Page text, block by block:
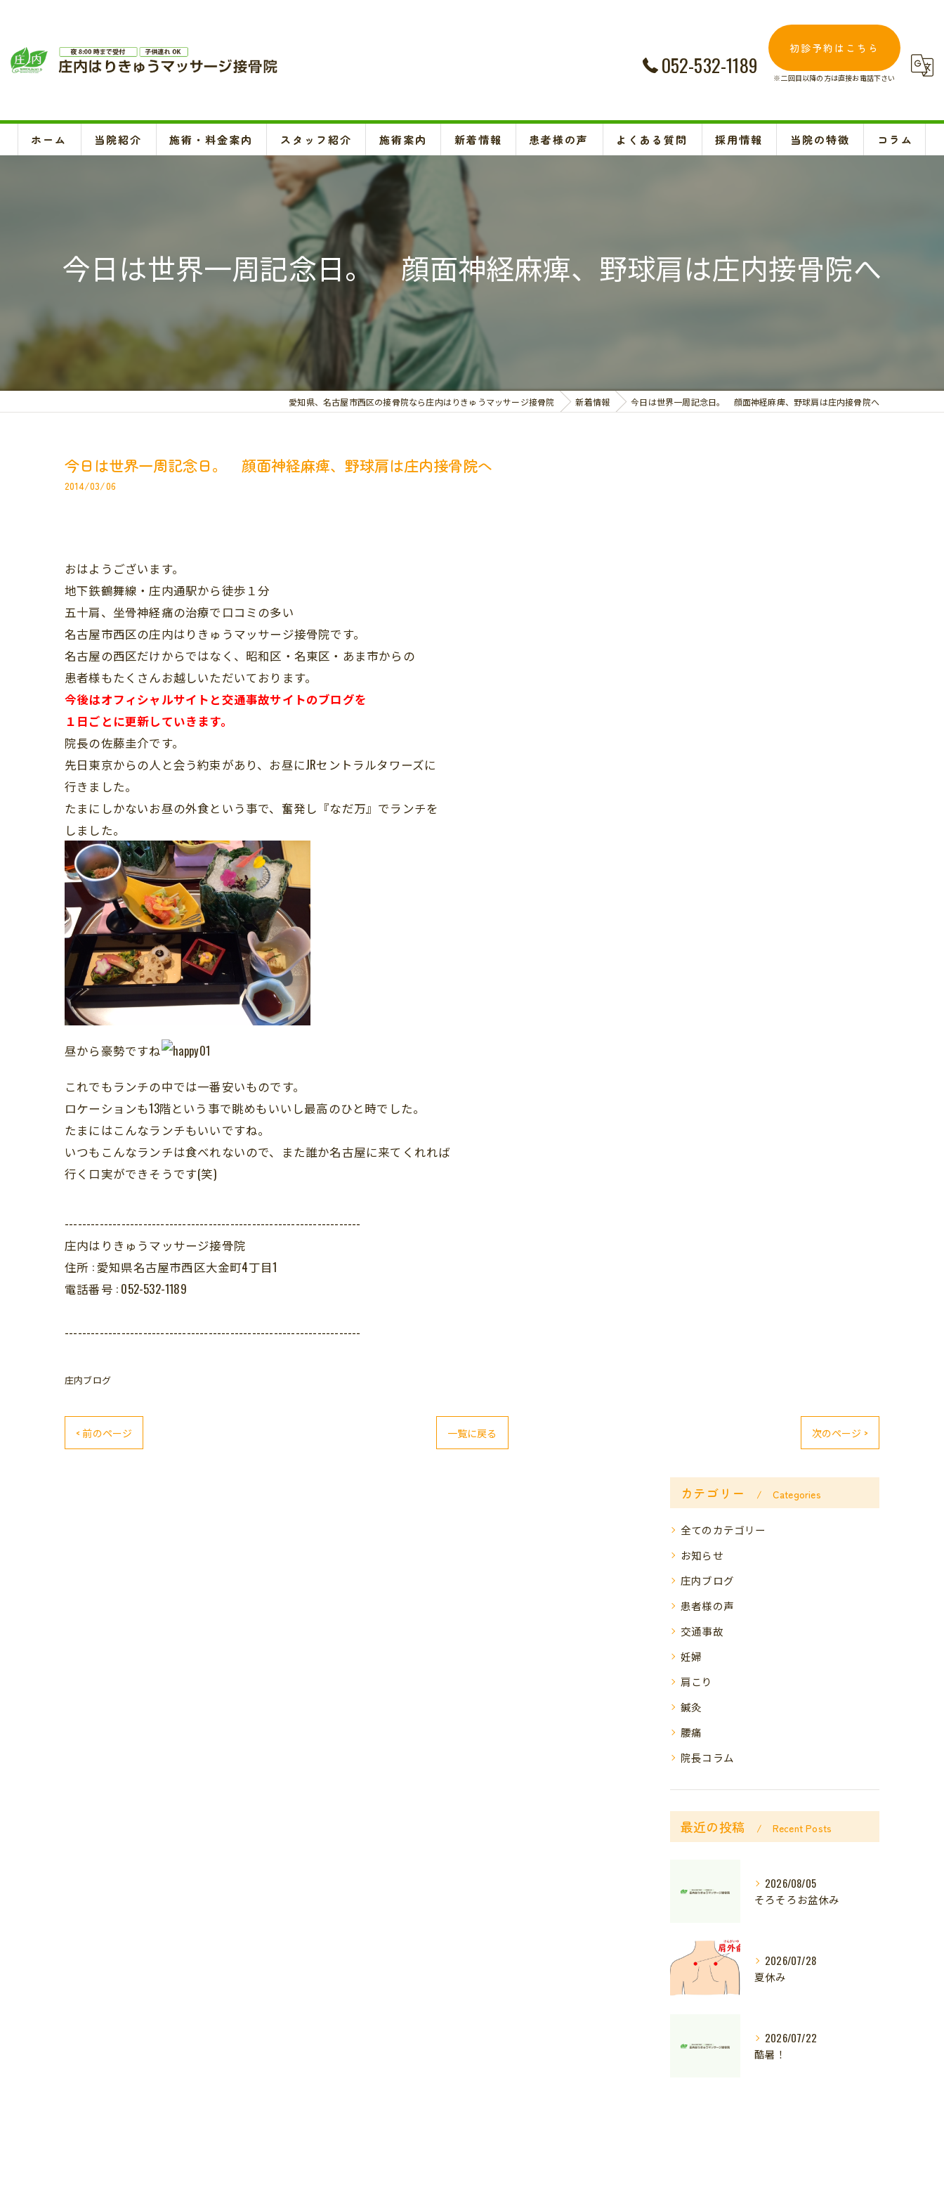
052-532-1189
初診予約はこちら
※二回目以降の方は直接お電話下さい
ホーム 当院紹介 施術・料金案内 スタッフ紹介 施術案内
頚椎、背骨、骨盤矯正、O脚矯正
ハイボルテージ・超音波治療、超短波治療
鍼灸(はり、きゅう)
悪阻・安産・逆子治療、不妊治療
交通事故治療
お悩み別の治療
新着情報 患者様の声 よくある質問 採用情報 当院の特徴
腰痛
コラム
今日は世界一周記念日。 顔面神経麻痺、野球肩は庄内接骨院へ
愛知県、名古屋市西区の接骨院なら庄内はりきゅうマッサージ接骨院 新着情報 今日は世界一周記念日。 顔面神経麻痺、野球肩は庄内接骨院へ
今日は世界一周記念日。 顔面神経麻痺、野球肩は庄内接骨院へ
2014/03/06
おはようございます。
地下鉄鶴舞線・庄内通駅から徒歩１分
五十肩、坐骨神経痛の治療で口コミの多い
名古屋市西区の庄内はりきゅうマッサージ接骨院です。
名古屋の西区だけからではなく、昭和区・名東区・あま市からの
患者様もたくさんお越しいただいております。
今後はオフィシャルサイトと交通事故サイトのブログを
１日ごとに更新していきます。
院長の佐藤圭介です。
先日東京からの人と会う約束があり、お昼にJRセントラルタワーズに
行きました。
たまにしかないお昼の外食という事で、奮発し『なだ万』でランチを
しました。
昼から豪勢ですね
これでもランチの中では一番安いものです。
ロケーションも13階という事で眺めもいいし最高のひと時でした。
たまにはこんなランチもいいですね。
いつもこんなランチは食べれないので、また誰か名古屋に来てくれれば
行く口実ができそうです(笑)
--------------------------------------------------------------------
庄内はりきゅうマッサージ接骨院
住所 : 愛知県名古屋市西区大金町4丁目1
電話番号 : 052-532-1189
--------------------------------------------------------------------
庄内ブログ
< 前のページ 一覧に戻る 次のページ >
カテゴリー Categories
全てのカテゴリー
お知らせ
庄内ブログ
患者様の声
交通事故
妊婦
肩こり
鍼灸
腰痛
院長コラム
最近の投稿 Recent Posts
2026/08/05
そろそろお盆休み
2026/07/28
夏休み
2026/07/22
酷暑！